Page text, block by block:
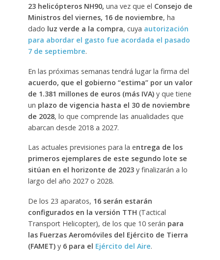
23 helicópteros NH90, una vez que el Consejo de
Ministros del viernes, 16 de noviembre, ha
dado luz verde a la compra, cuya autorización
para abordar el gasto fue acordada el pasado
7 de septiembre.
En las próximas semanas tendrá lugar la firma del
acuerdo, que el gobierno “estima” por un valor
de 1.381 millones de euros (más IVA)y que tiene
un plazo de vigencia hasta el 30 de noviembre
de 2028, lo que comprende las anualidades que
abarcan desde 2018 a 2027.
Las actuales previsiones para la entrega de los
primeros ejemplares de este segundo lote se
sitúan en el horizonte de 2023y finalizarán a lo
largo del año 2027 o 2028.
De los 23 aparatos, 16 serán estarán
configurados en la versión TTH (Tactical
Transport Helicopter), de los que 10 serán para
las Fuerzas Aeromóviles del Ejército de Tierra
(FAMET)y 6 para el Ejército del Aire.